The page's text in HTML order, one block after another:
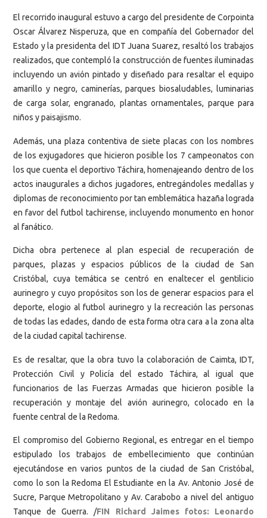
El recorrido inaugural estuvo a cargo del presidente de Corpointa
Oscar Álvarez Nisperuza, que en compañía del Gobernador del
Estado y la presidenta del IDT Juana Suarez, resaltó los trabajos
realizados, que contempló la construcción de fuentes iluminadas
incluyendo un avión pintado y diseñado para resaltar el equipo
amarillo y negro, caminerías, parques biosaludables, luminarias
de carga solar, engranado, plantas ornamentales, parque para
niños y paisajismo.
Además, una plaza contentiva de siete placas con los nombres
de los exjugadores que hicieron posible los 7 campeonatos con
los que cuenta el deportivo Táchira, homenajeando dentro de los
actos inaugurales a dichos jugadores, entregándoles medallas y
diplomas de reconocimiento por tan emblemática hazaña lograda
en favor del futbol tachirense, incluyendo monumento en honor
al fanático.
Dicha obra pertenece al plan especial de recuperación de
parques, plazas y espacios públicos de la ciudad de San
Cristóbal, cuya temática se centró en enaltecer el gentilicio
aurinegro y cuyo propósitos son los de generar espacios para el
deporte, elogio al futbol aurinegro y la recreación las personas
de todas las edades, dando de esta forma otra cara a la zona alta
de la ciudad capital tachirense.
Es de resaltar, que la obra tuvo la colaboración de Caimta, IDT,
Protección Civil y Policía del estado Táchira, al igual que
funcionarios de las Fuerzas Armadas que hicieron posible la
recuperación y montaje del avión aurinegro, colocado en la
fuente central de la Redoma.
El compromiso del Gobierno Regional, es entregar en el tiempo
estipulado los trabajos de embellecimiento que continúan
ejecutándose en varios puntos de la ciudad de San Cristóbal,
como lo son la Redoma El Estudiante en la Av. Antonio José de
Sucre, Parque Metropolitano y Av. Carabobo a nivel del antiguo
Tanque de Guerra. /FIN Richard Jaimes fotos: Leonardo